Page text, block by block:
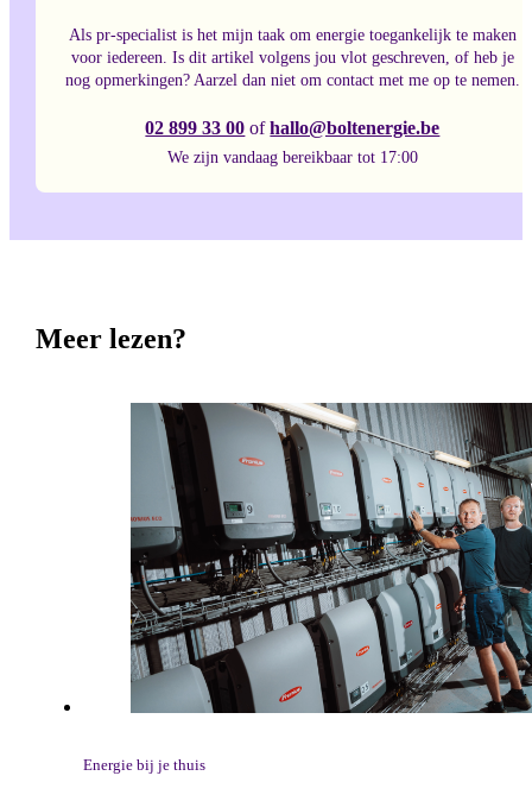
Als pr-specialist is het mijn taak om energie toegankelijk te maken
voor iedereen. Is dit artikel volgens jou vlot geschreven, of heb je
nog opmerkingen? Aarzel dan niet om contact met me op te nemen.
02 899 33 00 ofhallo@boltenergie.be
We zijn vandaag bereikbaar tot 17:00
Meer lezen?
Energie bij je thuis